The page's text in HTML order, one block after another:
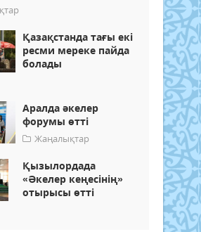
Қазақстанда тағы екі
ресми мереке пайда
болады
Аралда әкелер
форумы өтті
Жаңалықтар
Қызылордада
«Әкелер кеңесінің»
отырысы өтті